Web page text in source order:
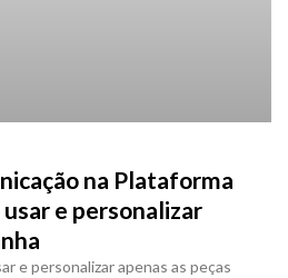
na Plataforma
e personalizar
e personalizar apenas as peças